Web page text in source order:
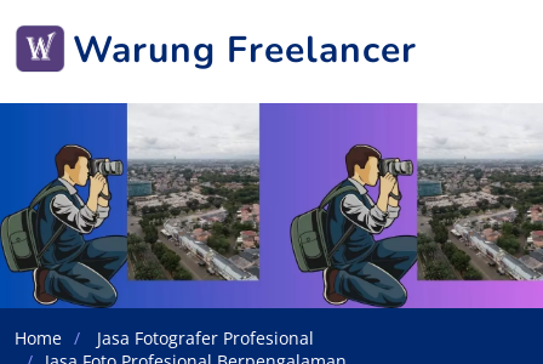
Warung Freelancer
Home
Jasa Fotografer Profesional